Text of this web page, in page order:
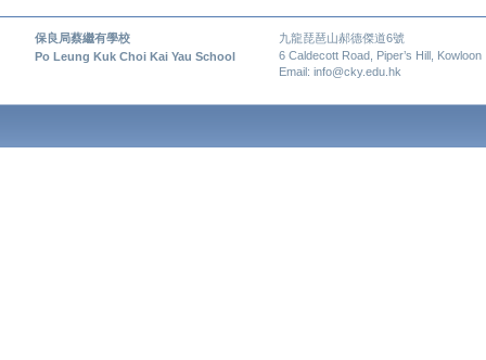
保良局蔡繼有學校
九龍琵琶山郝德傑道6號
Po Leung Kuk Choi Kai Yau School
6 Caldecott Road, Piper’s Hill, Kowloon
Email: info@cky.edu.hk